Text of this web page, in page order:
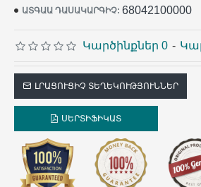
ԱՏԳԱԱ ԴԱՍԱԿԱՐԳԻՉ: 68042100000
Կարծինքներ 0 -
ԼՐԱՑՈՒՑԻՉ ՏԵՂԵԿՈՒԹՅՈՒՆՆԵՐ
ՍԵՐՏԻՖԻԿԱՏ